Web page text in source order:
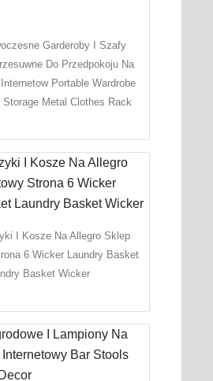
Garderoby I Szafy
Do Przedpokoju Na
Portable Wardrobe
Storage Metal Clothes Rack
I Kosze Na Allegro Sklep
6 Wicker Laundry Basket
Basket Wicker